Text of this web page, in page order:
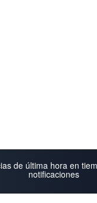
de última hora en
notificaciones